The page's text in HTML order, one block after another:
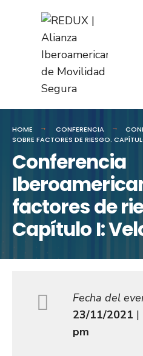
content
HOME CONFERENCIA
SOBRE FACTORES DE RIESGO.
Conferencia
factores de
Capítulo I:
Fecha del
23/11/2021 |
pm
for: